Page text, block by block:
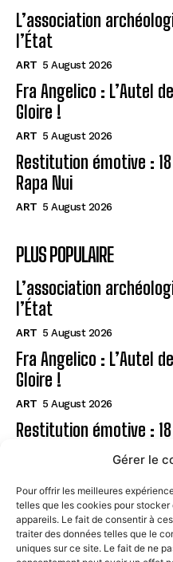
Gérer le
Pour offrir les meilleures
telles que les cookies pour
appareils. Le fait de consentir à
traiter des données telles que le
uniques sur ce site. Le fait de ne
L’association
l’État
ART 5 August 2026
Fra Angelico : L’Autel
Gloire !
ART 5 August 2026
Restitution émotive :
Rapa Nui
ART 5 August 2026
PLUS POPULAIRE
L’association
l’État
ART 5 August 2026
Fra Angelico : L’Autel
Gloire !
ART 5 August 2026
Restitution émotive :
Page
CONTACT